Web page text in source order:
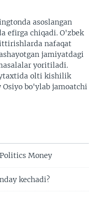
asoslangan
efirga chiqadi. O'zbek
nafaqat
jamiyatdagi
yoritiladi.
olti kishilik
bo'ylab jamoatchi
Money
kechadi?